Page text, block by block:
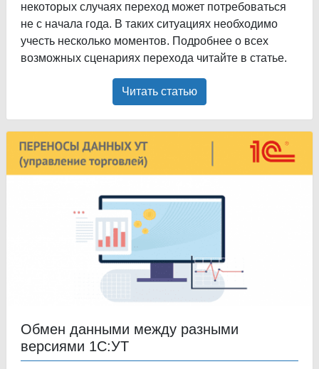
некоторых случаях переход может потребоваться
не с начала года. В таких ситуациях необходимо
учесть несколько моментов. Подробнее о всех
возможных сценариях перехода читайте в статье.
Читать статью
Обмен данными между разными
версиями 1С:УТ